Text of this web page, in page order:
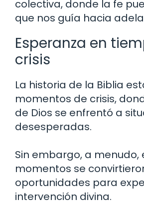
colectiva, donde la fe
que nos guía hacia
Esperanza en
crisis
La historia de la Biblia
momentos de crisis,
de Dios se enfrentó a
desesperadas.
Sin embargo, a menudo,
momentos se
oportunidades para
intervención divina.